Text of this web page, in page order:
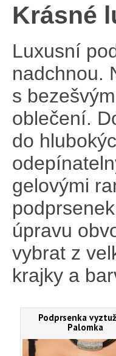
Krásné
Luxusní
nadchnou.
s
oblečení.
do
gelovými
úpravu
vybrat z
krajky a
Podprsenka
Palomka